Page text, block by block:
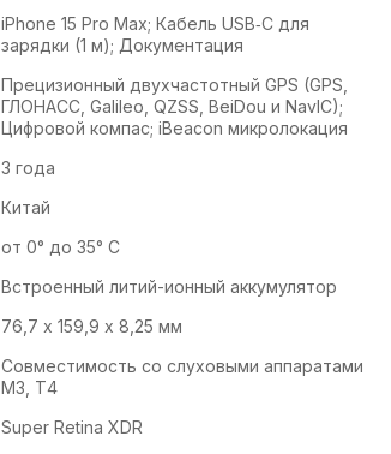
iPhone 15 Pro Max; Кабель USB‑C для
зарядки (1 м); Документация
Прецизионный двухчастотный GPS (GPS,
ГЛОНАСС, Galileo, QZSS, BeiDou и NavIC);
Цифровой компас; iBeacon микролокация
3 года
Китай
от 0° до 35° C
Встроенный литий-ионный аккумулятор
76,7 х 159,9 х 8,25 мм
Совместимость со слуховыми аппаратами
М3, Т4
Super Retina XDR